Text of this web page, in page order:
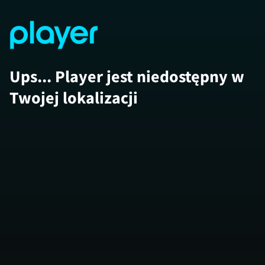
Ups... Player jest niedostępny w
Twojej lokalizacji